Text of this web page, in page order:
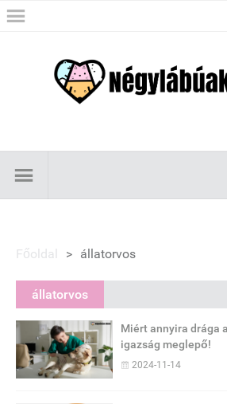
Főoldal > állatorvos
állatorvos
Miért annyira drága
igazság meglepő!
2024-11-14